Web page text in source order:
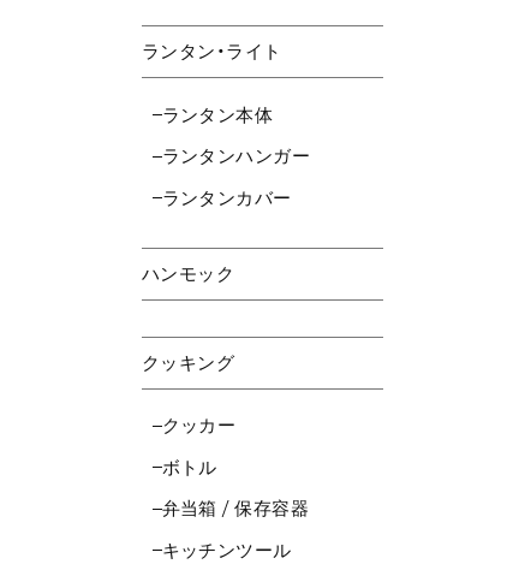
ランタン・ライト
ランタン本体
ランタンハンガー
ランタンカバー
ハンモック
クッキング
クッカー
ボトル
弁当箱 / 保存容器
キッチンツール